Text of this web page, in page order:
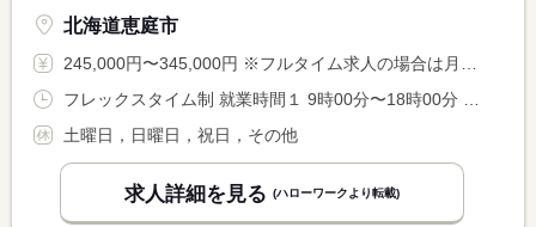
北海道恵庭市
245,000円〜345,000円 ※フルタイム求人の場合は月額（換算額）、パート求人の場合は時間額を表示しています。
土曜日，日曜日，祝日，その他
求人詳細を見る (ハローワークより転載)